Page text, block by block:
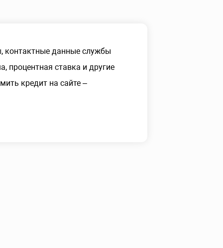
данные службы
процентная ставка и другие
кредит на сайте –